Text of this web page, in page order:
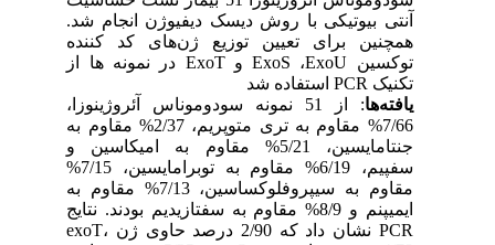
آنتی بیوتیکی با روش دیسک دیفیوژن انجام شد.
همچنین برای تعیین توزیع ‏ژن‌های کد کننده
توکسین ExoS ،ExoU و ExoT در نمونه ها از
تکنیک PCR استفاده شد
یافته‌ها
: از 51 نمونه سودوموناس آئروژینوزا،
7/66% مقاوم به تری متوپریم، 2/37% مقاوم به
جنتامایسین، 5/21% مقاوم به امیکاسین و
سفپیم، 6/19% مقاوم به توبرامایسین، 7/15%
مقاوم به سیپروفلوکساسین، 7/13% مقاوم به
ایمیپنم و 8/9% مقاوم به سفتازیدیم بودند. نتایج
PCR نشان داد که 2/90 درصد حاوی ژن exoT،